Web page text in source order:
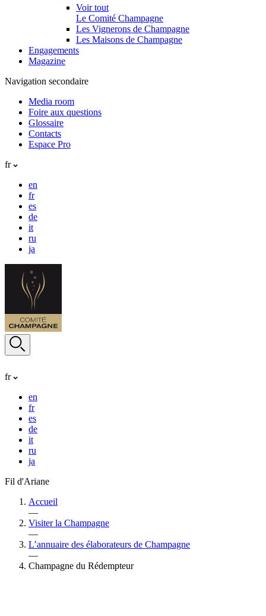
Voir tout
Le Comité Champagne
Les Vignerons de Champagne
Les Maisons de Champagne
Engagements
Magazine
Navigation secondaire
Media room
Foire aux questions
Glossaire
Contacts
Espace Pro
fr
en
fr
es
de
it
ru
ja
fr
en
fr
es
de
it
ru
ja
Fil d'Ariane
Accueil
—
Visiter la Champagne
—
L’annuaire des élaborateurs de Champagne
—
Champagne du Rédempteur